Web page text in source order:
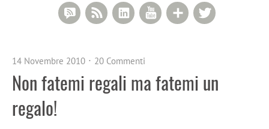
Google+
YouTube
LinkedIn
RSS Feed
RSS Comments
14 Novembre 2010 20 Commenti
Non fatemi regali ma fatemi un
regalo!